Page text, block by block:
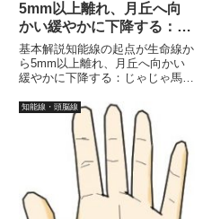
5mm以上離れ、月丘へ向
かい緩やかに下降する：じ
ゃじゃ馬で落ち着きがない
特性とその影響
基本解説知能線の起点が生命線か
ら5mm以上離れ、月丘へ向かい
緩やかに下降する：じゃじゃ馬で
じめに手相は、私たちの性格や運
命を示す重要な手がかりを提供し
ます。その中でも知能線は、思考
や判断力を象徴する線であり、
知能線・頭脳線